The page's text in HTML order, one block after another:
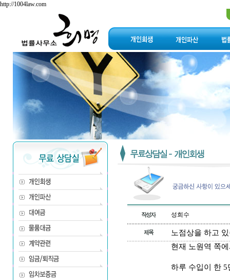
http://1004law.com
성희수
노점상을 하고
현재 노원역 쪽
하루 수입이 한 5